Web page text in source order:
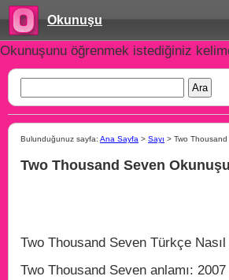
Okunuşu
Okunuşunu öğrenmek istediğiniz
Bulunduğunuz sayfa: Ana Sayfa > Sayı > Two
Two Thousand Seven Okunuşu
Two Thousand Seven Türkçe
Two Thousand Seven anlamı: